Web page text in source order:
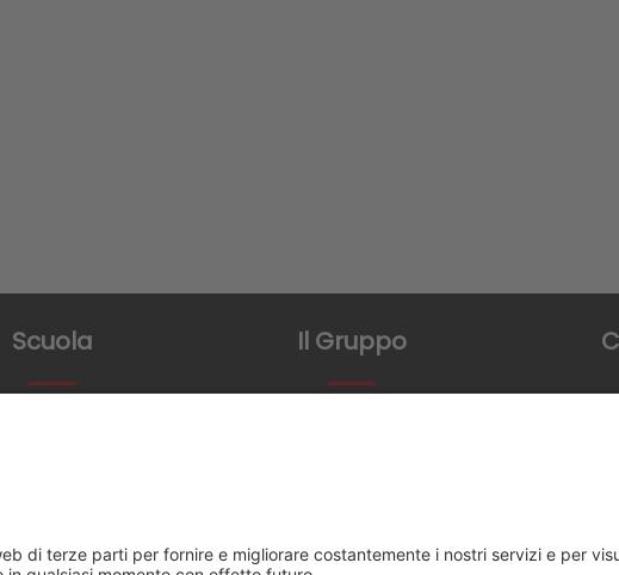
Scuola Il Gruppo